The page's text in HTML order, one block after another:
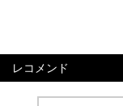
レコメンド